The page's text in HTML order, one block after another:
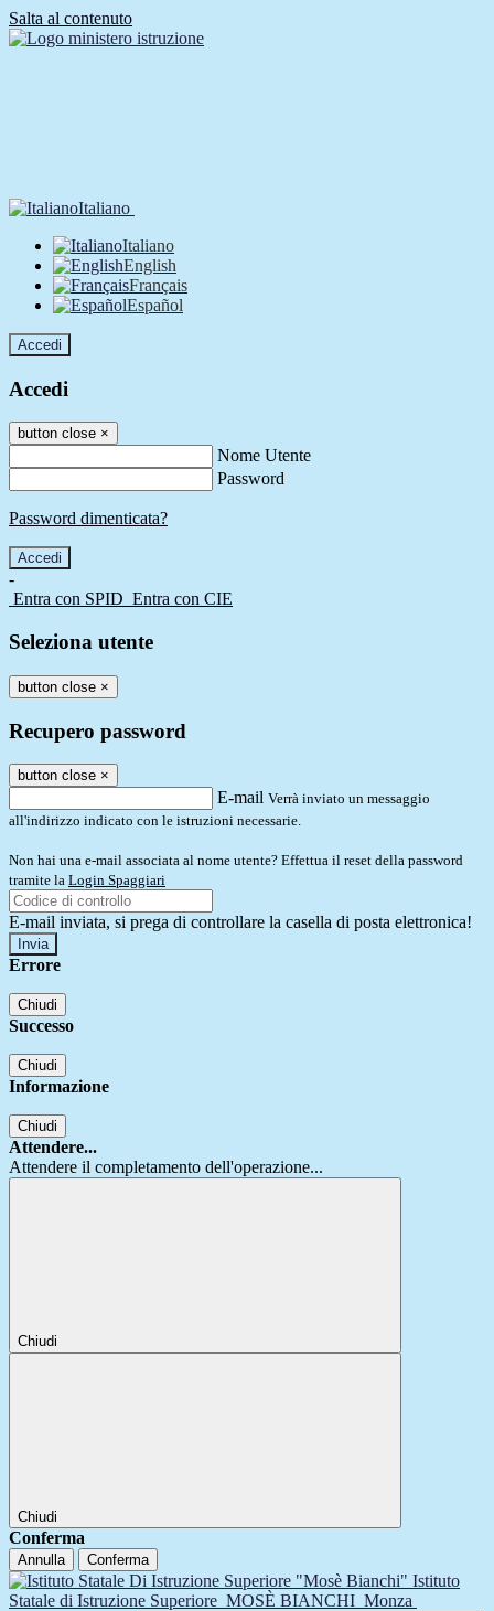
Salta al contenuto
Italiano
Italiano
English
Français
Español
Accedi
Accedi
button close ×
Nome Utente
Password
Password dimenticata?
-
Entra con SPID Entra con CIE
Seleziona utente
button close ×
Recupero password
button close ×
E-mail Verrà inviato un messaggio
all'indirizzo indicato con le istruzioni necessarie.
Non hai una e-mail associata al nome utente? Effettua il reset della password
tramite la Login Spaggiari
E-mail inviata, si prega di controllare la casella di posta elettronica!
Errore
Chiudi
Successo
Chiudi
Informazione
Chiudi
Attendere...
Attendere il completamento dell'operazione...
Chiudi
Chiudi
Conferma
Annulla Conferma
Istituto
Statale di Istruzione Superiore MOSÈ BIANCHI Monza